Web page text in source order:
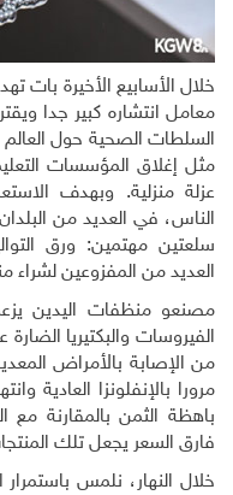
خلال الأسابيع الأخيرة بات
معامل انتشاره كبير جدا
السلطات الصحية حول العالم
مثل إغلاق المؤسسات
عزلة منزلية. وبهدف
الناس، في العديد من
سلعتين مهتمين: ورق
العديد من المفزوعين لشراء
مصنعو منظفات اليدين
الفيروسات والبكتيريا
من الإصابة بالأمراض
مرورا بالإنفلونزا العادية
باهظة الثمن بالمقارنة مع
فارق السعر يجعل تلك
خلال النهار، نلمس